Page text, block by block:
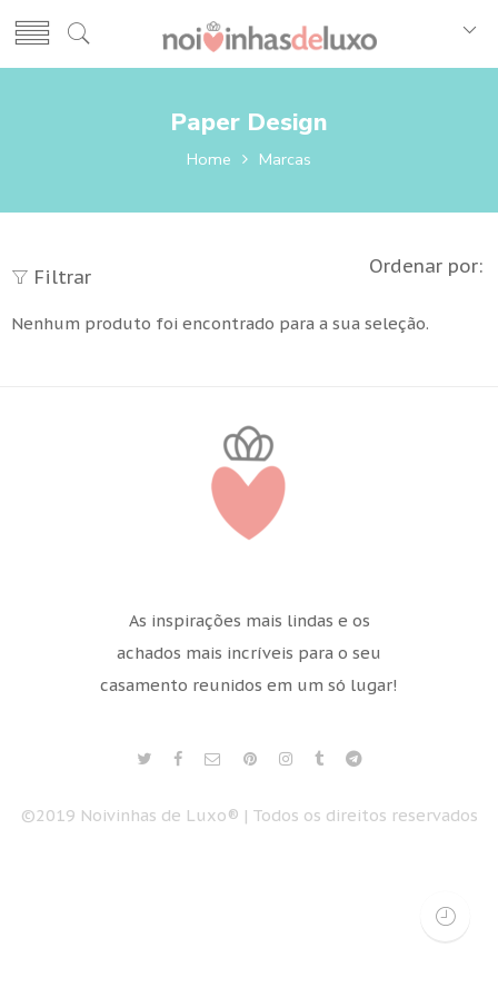
Paper Design
Home Marcas
Filtrar Ordenar por:
Nenhum produto foi encontrado para a sua seleção.
As inspirações mais lindas e os
achados mais incríveis para o seu
casamento reunidos em um só lugar!
©2019 Noivinhas de Luxo® | Todos os direitos reservados